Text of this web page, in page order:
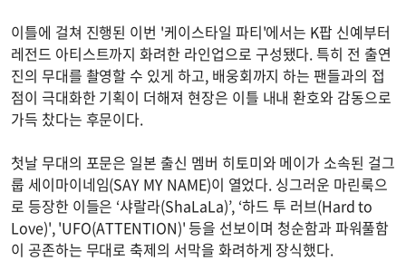
이틀에 걸쳐 진행된 이번 '케이스타일 파티'에서는 K팝 신예부터
레전드 아티스트까지 화려한 라인업으로 구성됐다. 특히 전 출연
진의 무대를 촬영할 수 있게 하고, 배웅회까지 하는 팬들과의 접
점이 극대화한 기획이 더해져 현장은 이틀 내내 환호와 감동으로
가득 찼다는 후문이다.
첫날 무대의 포문은 일본 출신 멤버 히토미와 메이가 소속된 걸그
룹 세이마이네임(SAY MY NAME)이 열었다. 싱그러운 마린룩으
로 등장한 이들은 ‘샤랄라(ShaLaLa)’, ‘하드 투 러브(Hard to
Love)', 'UFO(ATTENTION)' 등을 선보이며 청순함과 파워풀함
이 공존하는 무대로 축제의 서막을 화려하게 장식했다.